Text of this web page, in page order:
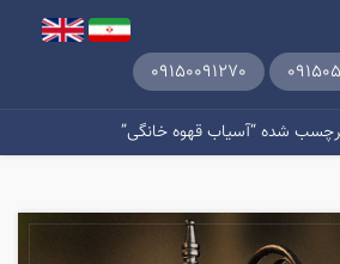
09150091270
شده “آسیاب قهوه خانگی”